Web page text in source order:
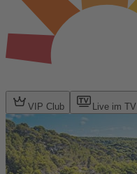
VIP Club Live im TV